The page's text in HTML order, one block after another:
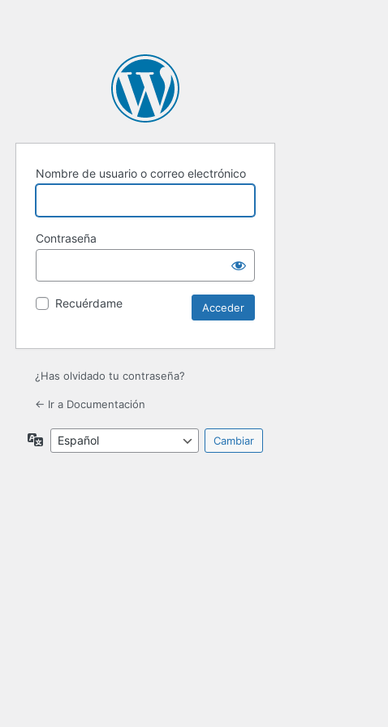
Nombre de usuario o correo electrónico
Contraseña
Recuérdame
¿Has olvidado tu contraseña?
← Ir a Documentación
Idioma